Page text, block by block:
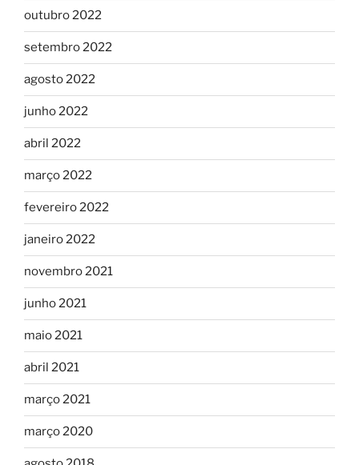
outubro 2022
setembro 2022
agosto 2022
junho 2022
abril 2022
março 2022
fevereiro 2022
janeiro 2022
novembro 2021
junho 2021
maio 2021
abril 2021
março 2021
março 2020